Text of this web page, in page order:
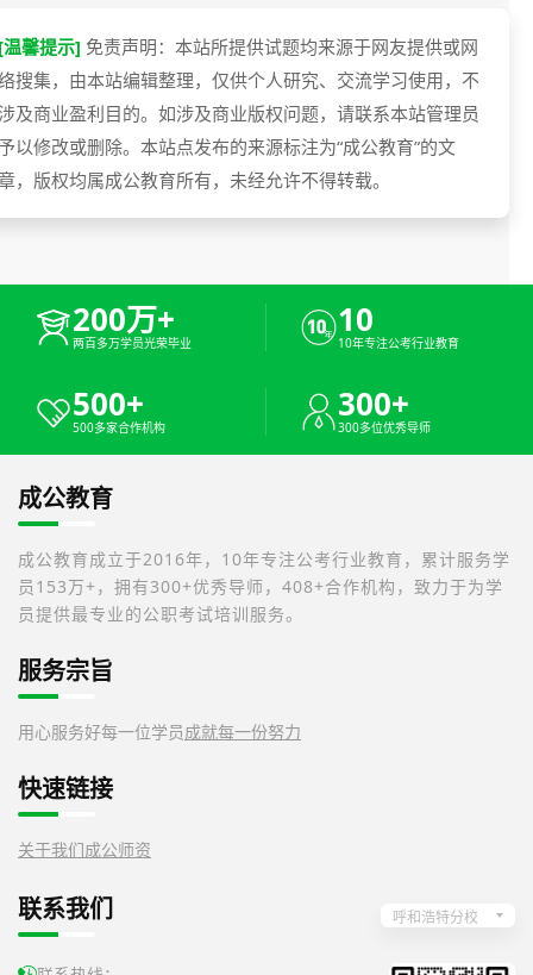
馨提示] 免责声明：本站所提供试题均来源于网友提供或网
搜集，由本站编辑整理，仅供个人研究、交流学习使用，不
及商业盈利目的。如涉及商业版权问题，请联系本站管理员
以修改或删除。本站点发布的来源标注为“成公教育”的文
，版权均属成公教育所有，未经允许不得转载。
200万+
两百多万学员光荣毕业
10
10年专注公考行业教育
500+
500多家合作机构
300+
300多位优秀导师
成公教育
成公教育成立于2016年，10年专注公考行业教育，累计服务学
员153万+，拥有300+优秀导师，408+合作机构，致力于为学
员提供最专业的公职考试培训服务。
服务宗旨
用心服务好每一位学员成就每一份努力
快速链接
关于我们成公师资
联系我们 呼和浩特分校